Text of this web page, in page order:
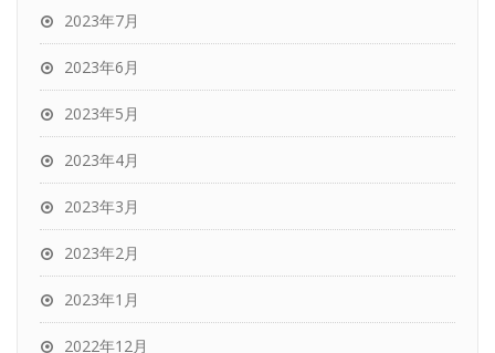
2023年7月
2023年6月
2023年5月
2023年4月
2023年3月
2023年2月
2023年1月
2022年12月